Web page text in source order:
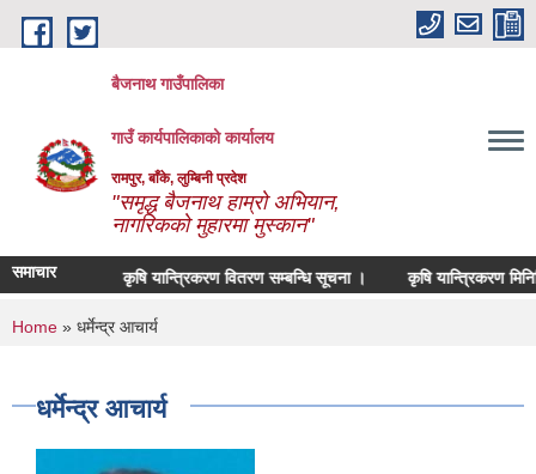
Skip to main content
बैजनाथ गाउँपालिका
गाउँ कार्यपालिकाको कार्यालय
रामपुर, बाँके, लुम्बिनी प्रदेश
"समृद्ध बैजनाथ हाम्रो अभियान,
नागरिकको मुहारमा मुस्कान"
समाचार
। कृषि यान्त्रिकरण वितरण सम्बन्धि सूचना । कृषि यान्त्रिकरण
You are here
Home » धर्मेन्द्र आचार्य
धर्मेन्द्र आचार्य